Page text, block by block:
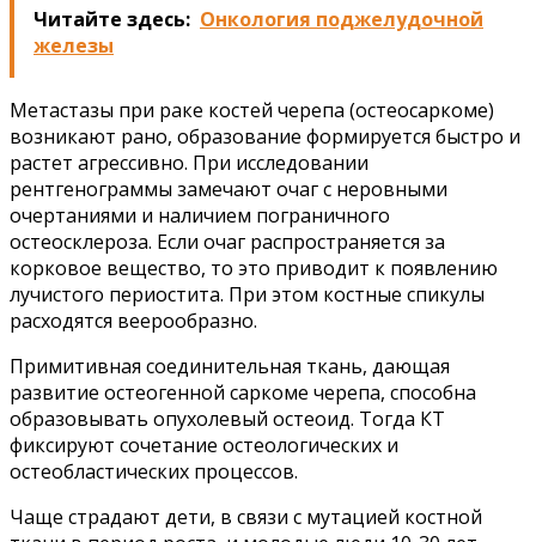
Читайте здесь: Онкология поджелудочной
железы
Метастазы при раке костей черепа (остеосаркоме)
возникают рано, образование формируется быстро и
растет агрессивно. При исследовании
рентгенограммы замечают очаг с неровными
очертаниями и наличием пограничного
остеосклероза. Если очаг распространяется за
корковое вещество, то это приводит к появлению
лучистого периостита. При этом костные спикулы
расходятся веерообразно.
Примитивная соединительная ткань, дающая
развитие остеогенной саркоме черепа, способна
образовывать опухолевый остеоид. Тогда КТ
фиксируют сочетание остеологических и
остеобластических процессов.
Чаще страдают дети, в связи с мутацией костной